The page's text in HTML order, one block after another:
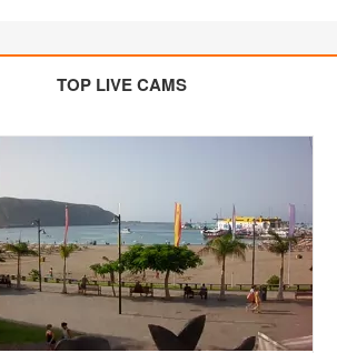
TOP LIVE CAMS